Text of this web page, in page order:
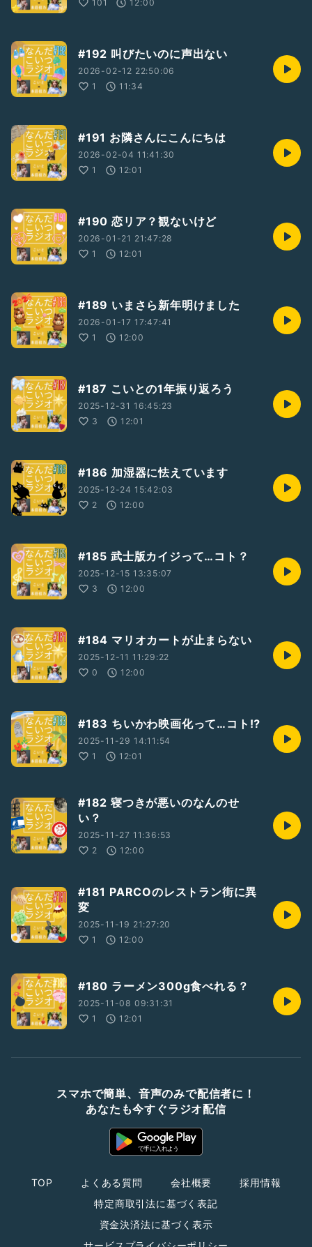
101
12:00
#192 叫びたいのに声出ない
2026-02-12 22:50:06
1
11:34
#191 お隣さんにこんにちは
2026-02-04 11:41:30
1
12:01
#190 恋リア？観ないけど
2026-01-21 21:47:28
1
12:01
#189 いまさら新年明けました
2026-01-17 17:47:41
1
12:00
#187 こいとの1年振り返ろう
2025-12-31 16:45:23
3
12:01
#186 加湿器に怯えています
2025-12-24 15:42:03
2
12:00
#185 武士版カイジって…コト？
2025-12-15 13:35:07
3
12:00
#184 マリオカートが止まらない
2025-12-11 11:29:22
0
12:00
#183 ちいかわ映画化って…コト⁉️
2025-11-29 14:11:54
1
12:01
#182 寝つきが悪いのなんのせ
い？
2025-11-27 11:36:53
2
12:00
#181 PARCOのレストラン街に異
変
2025-11-19 21:27:20
1
12:00
#180 ラーメン300g食べれる？
2025-11-08 09:31:31
1
12:01
スマホで簡単、音声のみで配信者に！
あなたも今すぐラジオ配信
TOP よくある質問 会社概要
採用情報
特定商取引法に基づく表記
資金決済法に基づく表示